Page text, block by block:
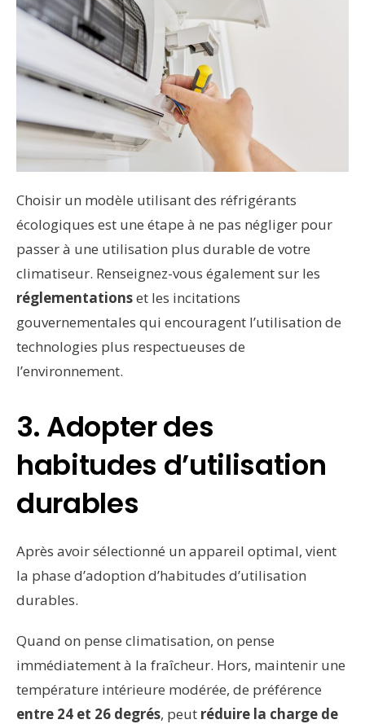
Choisir un modèle utilisant des réfrigérants
écologiques est une étape à ne pas négliger pour
passer à une utilisation plus durable de votre
climatiseur. Renseignez-vous également sur les
réglementationset les incitations
gouvernementales qui encouragent l’utilisation de
technologies plus respectueuses de
l’environnement.
3. Adopter des
habitudes d’utilisation
durables
Après avoir sélectionné un appareil optimal, vient
la phase d’adoption d’habitudes d’utilisation
durables.
Quand on pense climatisation, on pense
immédiatement à la fraîcheur. Hors, maintenir une
température intérieure modérée, de préférence
entre 24 et 26 degrés, peut réduire la charge de